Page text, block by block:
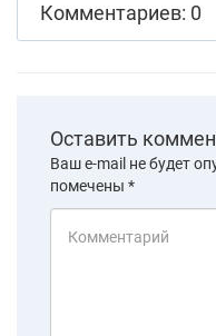
Комментариев: 0
Оставить
Ваш e-mail не будет
помечены *